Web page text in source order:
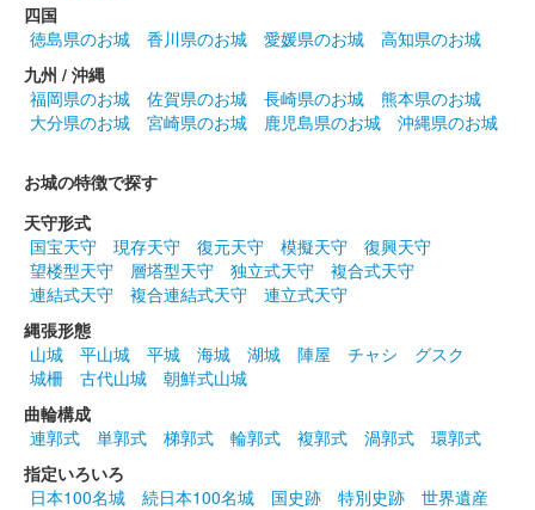
四国
徳島県のお城
香川県のお城 愛媛県のお城
高知県のお城
九州 / 沖縄
福岡県のお城
佐賀県のお城 長崎県のお城
熊本県のお城
大分県のお城
宮崎県のお城 鹿児島県のお城 沖縄県のお城
お城の特徴で探す
天守形式
国宝天守
現存天守 復元天守 模擬天守
復興天守
望楼型天守
層塔型天守 独立式天守
複合式天守
連結式天守
複合連結式天守
連立式天守
縄張形態
山城
平山城 平城 海城 湖城 陣屋 チャシ
グスク
城柵
古代山城
朝鮮式山城
曲輪構成
連郭式
単郭式 梯郭式 輪郭式 複郭式 渦郭式
環郭式
指定いろいろ
日本100名城
続日本100名城 国史跡 特別史跡 世界遺産